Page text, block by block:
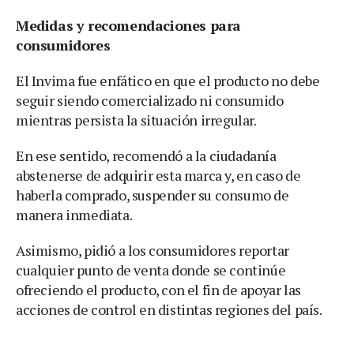
Medidas y recomendaciones para
consumidores
El Invima fue enfático en que el producto no debe
seguir siendo comercializado ni consumido
mientras persista la situación irregular.
En ese sentido, recomendó a la ciudadanía
abstenerse de adquirir esta marca y, en caso de
haberla comprado, suspender su consumo de
manera inmediata.
Asimismo, pidió a los consumidores reportar
cualquier punto de venta donde se continúe
ofreciendo el producto, con el fin de apoyar las
acciones de control en distintas regiones del país.